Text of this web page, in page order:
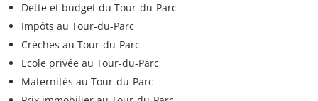
Dette et budget du Tour-du-Parc
Impôts au Tour-du-Parc
Crèches au Tour-du-Parc
Ecole privée au Tour-du-Parc
Maternités au Tour-du-Parc